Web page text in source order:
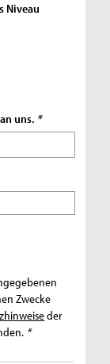
Niveau
uns. *
Zwecke
der
*